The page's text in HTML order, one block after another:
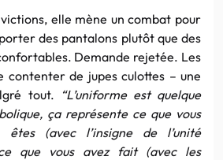
elle mène un combat pour
des pantalons plutôt que des
Demande rejetée. Les
contenter de jupes culottes – une
tout. “L’uniforme est quelque
ça représente ce que vous
(avec l’insigne de l’unité
ce que vous avez fait (avec les